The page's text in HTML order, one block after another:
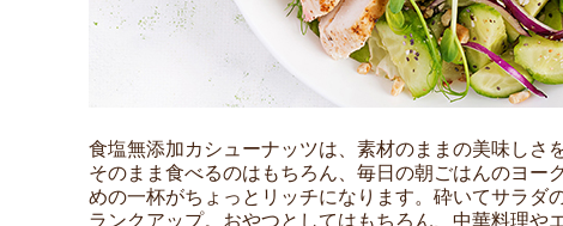
食塩無添加カシューナッツは、素材のままの美味しさ
そのまま食べるのはもちろん、毎日の朝ごはんのヨ
めの一杯がちょっとリッチになります。砕いてサラダ
ランクアップ。おやつとしてはもちろん、中華料理や